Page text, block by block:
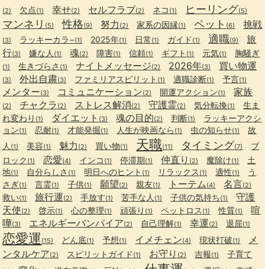
(2) 欠点(1) 幸せ(2) セルフラブ(2) ネコ (1) ヒーリング(5)
マンネリ (5) 性格(9) 努力 (2) 家系の因縁(1) ペット (6) 挑戦
(3) ラッキーカラ−(1) 2025年(1) 日常 (1) ガイド (1) 適職(9)
旅
行(3) 嫌な人 (1) 魂(2) 障害(1) 信頼(1) ギフト (1) 元気(1) 胸騒ぎ
(1) 生きづらさ (1) ナイトメッセージ(2) 2026年(3) 買い物運
(3) 外出自粛(3) ファミリアスピリット (1) 適職診断(1) 予言(1)
メンター(3) コミュニケーション(2) 開運アクション(1) 家族
(2) チャクラ (2) ストレス解消(2) 守護霊(2) 気分転換(1)
生ま
れ変わり (1) ダイエット (3) 魂の目的(2) 判断(1)
ラッキーアクシ
ョン(1) 忍耐(1) 才能発掘(1) 人生が映画なら (1) 虫の知らせ(1)
故
人 (1) 美容(1) 魅力 (2) 買い物(1) 天職(11) タイミング(7)
ブ
ロック (1) 恋愛(4) インコ (1) 停滞期(1) 仲直り (2) 魔除け(1)
土
地(1) 自分らしさ (1) 明日へのヒント (1) リラックス (1) 適性(1)
う
さぎ(1) 言霊(1) 子供(1) 願望(2) 親友(1) トーテム (4) 名言(2)
救い(1) 旅行運(2) 手放す(1) 苦手な人 (1) 子供の気持ち(1)
守護
天使(2) 啓示(1) 心の整理(1) 頑張り (1) ペットロス (1) 性質(1)
喧
嘩(3) エネルギーバンパイア(2) 自己理解(1) 幸運(2) 退屈(1)
恋愛運 (15) どん底(1) 予想(1) イメチェン(4) 現状打破(1)
メ
ンタルケア(2) スピリットガイド (1) お守り (2) 吉報(1) 子育て